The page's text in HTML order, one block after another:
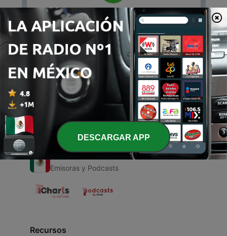
00:00 00:00
Episodios
1 - Trabajo:v
18 jul. 2020
Emisoras y Podcasts
Recursos
DESCARGAR APP